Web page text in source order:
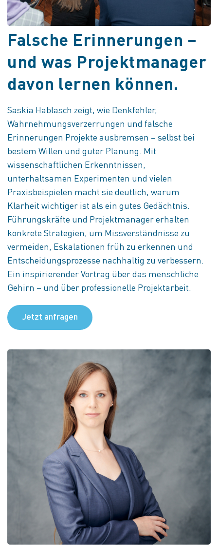
Falsche Erinnerungen –
und was Projektmanager
davon lernen können.
Saskia Hablasch zeigt, wie Denkfehler,
Wahrnehmungsverzerrungen und falsche
Erinnerungen Projekte ausbremsen – selbst bei
bestem Willen und guter Planung. Mit
wissenschaftlichen Erkenntnissen,
unterhaltsamen Experimenten und vielen
Praxisbeispielen macht sie deutlich, warum
Klarheit wichtiger ist als ein gutes Gedächtnis.
Führungskräfte und Projektmanager erhalten
konkrete Strategien, um Missverständnisse zu
vermeiden, Eskalationen früh zu erkennen und
Entscheidungsprozesse nachhaltig zu verbessern.
Ein inspirierender Vortrag über das menschliche
Gehirn – und über professionelle Projektarbeit.
Jetzt anfragen